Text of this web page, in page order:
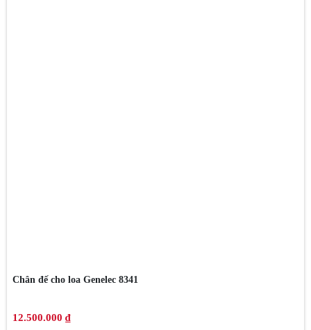
Chân đế cho loa Genelec 8341
12.500.000 ₫